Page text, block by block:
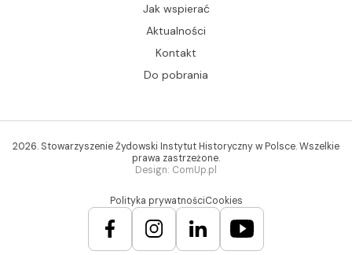
Jak wspierać
Aktualności
Kontakt
Do pobrania
2026. Stowarzyszenie Żydowski Instytut Historyczny w Polsce. Wszelkie
prawa zastrzeżone.
Design: ComUp.pl
Polityka prywatnościCookies